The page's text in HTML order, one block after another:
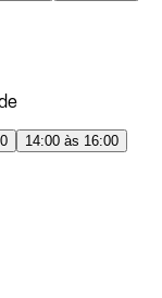
14:00 às 16:00